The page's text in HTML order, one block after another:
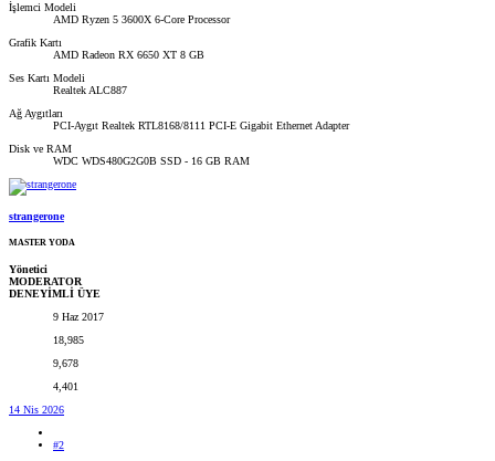
İşlemci Modeli
AMD Ryzen 5 3600X 6-Core Processor
Grafik Kartı
AMD Radeon RX 6650 XT 8 GB
Ses Kartı Modeli
Realtek ALC887
Ağ Aygıtları
PCI-Aygıt Realtek RTL8168/8111 PCI-E Gigabit Ethernet Adapter
Disk ve RAM
WDC WDS480G2G0B SSD - 16 GB RAM
strangerone
MASTER YODA
Yönetici
MODERATOR
DENEYİMLİ ÜYE
9 Haz 2017
18,985
9,678
4,401
14 Nis 2026
#2